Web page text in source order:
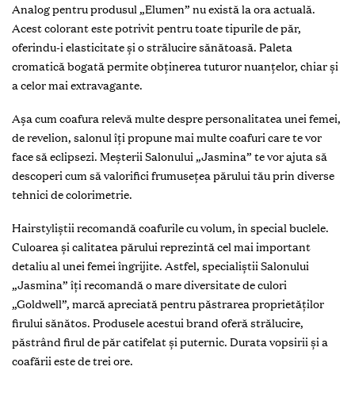
Analog pentru produsul „Elumen” nu există la ora actuală.
Acest colorant este potrivit pentru toate tipurile de păr,
oferindu-i elasticitate și o strălucire sănătoasă. Paleta
cromatică bogată permite obţinerea tuturor nuanţelor, chiar și
a celor mai extravagante.
Așa cum coafura relevă multe despre personalitatea unei femei,
de revelion, salonul îţi propune mai multe coafuri care te vor
face să eclipsezi. Meșterii Salonului „Jasmina” te vor ajuta să
descoperi cum să valorifici frumuseţea părului tău prin diverse
tehnici de colorimetrie.
Hairstyliștii recomandă coafurile cu volum, în special buclele.
Culoarea și calitatea părului reprezintă cel mai important
detaliu al unei femei îngrijite. Astfel, specialiștii Salonului
„Jasmina” îţi recomandă o mare diversitate de culori
„Goldwell”, marcă apreciată pentru păstrarea proprietăţilor
firului sănătos. Produsele acestui brand oferă strălucire,
păstrând firul de păr catifelat și puternic. Durata vopsirii și a
coafării este de trei ore.